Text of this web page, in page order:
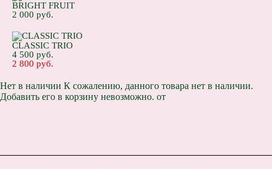
BRIGHT FRUIT
2 000 pуб.
CLASSIC TRIO
4 500 pуб.
2 800 pуб.
Нет в наличии К сожалению, данного товара нет в наличии.
Добавить его в корзину невозможно. от